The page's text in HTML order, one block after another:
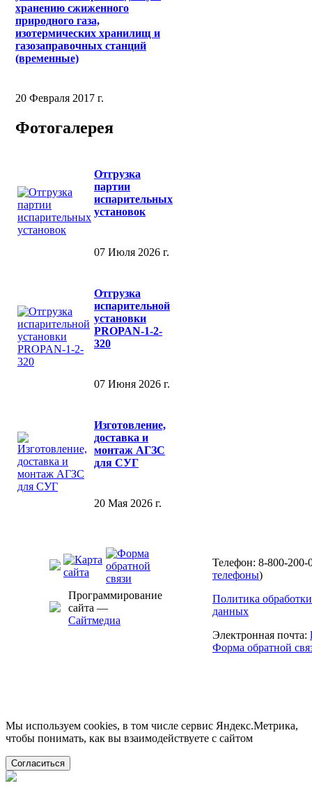
хранению сжиженного
природного газа,
изотермических хранилищ и
газозаправочных станций
(временные)
20 Февраля 2017 г.
Фотогалерея
Отгрузка
партии
испарительных
установок
07 Июля 2026 г.
Отгрузка
испарительной
установки
PROPAN-1-2-
320
07 Июня 2026 г.
Изготовление,
доставка и
монтаж АГЗС
для СУГ
20 Мая 2026 г.
Программирование
сайта —
Сайтмедиа
Телефон: 8-800-200-
телефоны)
Политика
данных
Электронная почта:
Форма обратной
Мы используем cookies, в том числе сервис Яндекс.Метрика,
чтобы понимать, как вы взаимодействуете с сайтом
Согласиться